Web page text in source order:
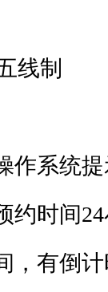
线制
作系统
约时间
，有倒